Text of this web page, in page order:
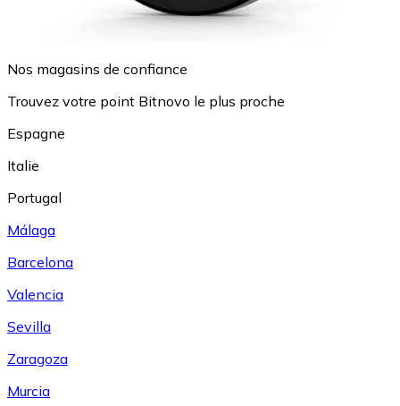
Nos magasins de confiance
Trouvez votre point Bitnovo le plus proche
Espagne
Italie
Portugal
Málaga
Barcelona
Valencia
Sevilla
Zaragoza
Murcia